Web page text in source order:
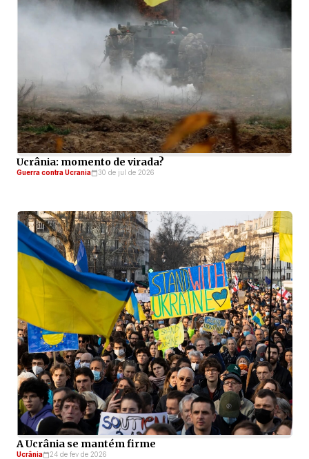
Ucrânia: momento de virada?
Guerra contra Ucrania 30 de jul de 2026
A Ucrânia se mantém firme
Ucrânia 24 de fev de 2026